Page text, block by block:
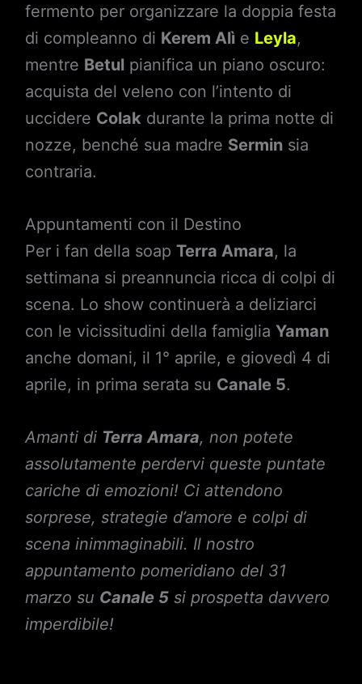
fermento per organizzare la doppia festa
di compleanno di Kerem Alìe Leyla,
mentre Betulpianifica un piano oscuro:
acquista del veleno con l’intento di
uccidere Colakdurante la prima notte di
nozze, benché sua madre Serminsia
contraria.
Appuntamenti con il Destino
Per i fan della soap Terra Amara, la
settimana si preannuncia ricca di colpi di
scena. Lo show continuerà a deliziarci
con le vicissitudini della famiglia Yaman
anche domani, il 1° aprile, e giovedì 4 di
aprile, in prima serata su Canale 5.
Amanti di Terra Amara, non potete
assolutamente perdervi queste puntate
cariche di emozioni! Ci attendono
sorprese, strategie d’amore e colpi di
scena inimmaginabili. Il nostro
appuntamento pomeridiano del 31
marzo su Canale 5si prospetta davvero
imperdibile!